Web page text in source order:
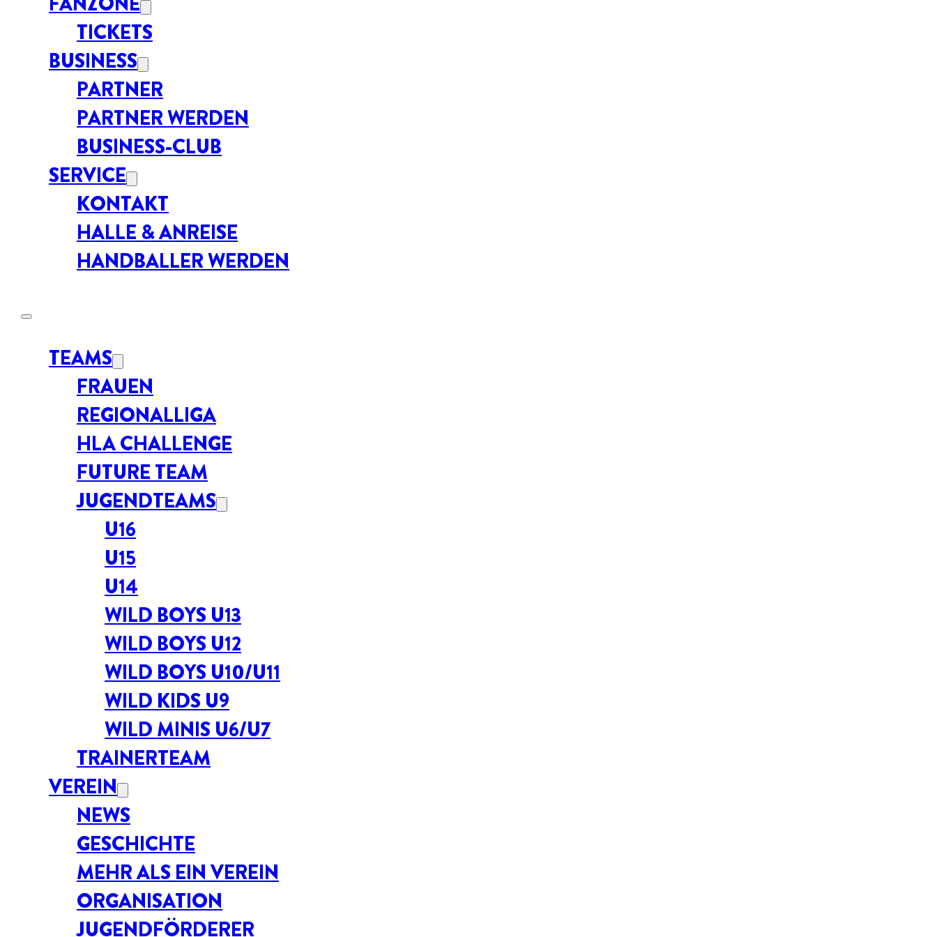
TICKETS
BUSINESS
PARTNER
PARTNER WERDEN
BUSINESS-CLUB
SERVICE
KONTAKT
HALLE & ANREISE
HANDBALLER WERDEN
TEAMS
FRAUEN
REGIONALLIGA
HLA CHALLENGE
FUTURE TEAM
JUGENDTEAMS
U16
U15
U14
WILD BOYS U13
WILD BOYS U12
WILD BOYS U10/U11
WILD KIDS U9
WILD MINIS U6/U7
TRAINERTEAM
VEREIN
NEWS
GESCHICHTE
MEHR ALS EIN VEREIN
ORGANISATION
JUGENDFÖRDERER